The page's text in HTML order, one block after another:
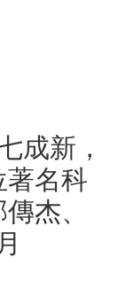
成新，
著名科
杰、